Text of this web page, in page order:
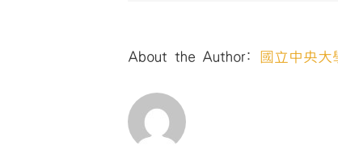
About the Author: 國立中央大